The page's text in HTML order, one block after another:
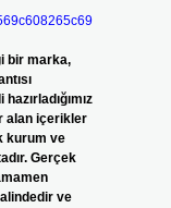
bir marka,
alan içerikler
kurum ve
Gerçek
ve